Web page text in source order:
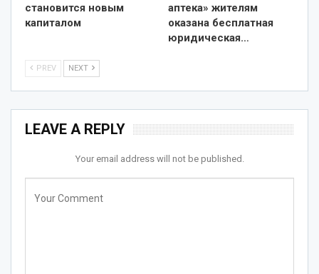
становится новым
капиталом
аптека» жителям
оказана бесплатная
юридическая…
PREV NEXT
LEAVE A REPLY
Your email address will not be published.